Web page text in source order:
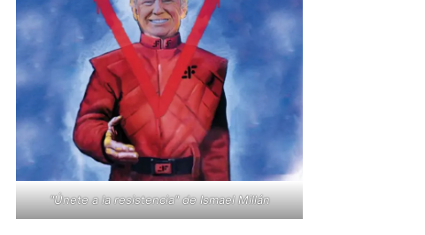
"Únete a la resistencia" de Ismael Millán